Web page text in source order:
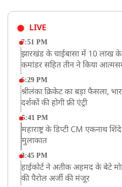
LIVE
7:51 PM
झारखंड के चाईबासा में 10 लाख के
कमांडर सहित तीन ने किया
6:29 PM
श्रीलंका क्रिकेट का बड़ा फैसला,
दर्शकों की होगी फ्री एंट्री
5:41 PM
महाराष्ट्र के डिप्टी CM एकनाथ
मुलाकात
3:45 PM
हाईकोर्ट ने अतीक अहमद के बेटे
की पैरोल अर्जी की मंजूर